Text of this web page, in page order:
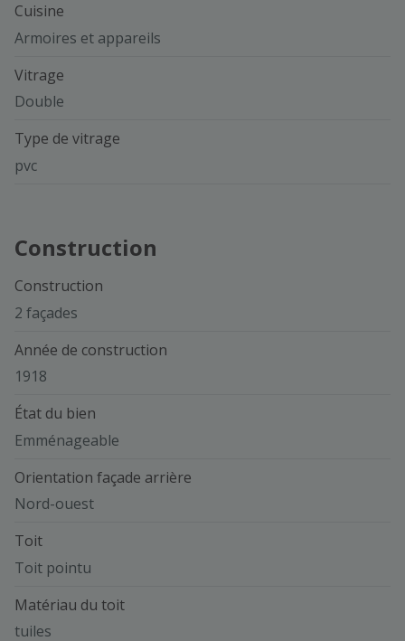
Cuisine
Armoires et appareils
Vitrage
Double
Type de vitrage
pvc
Construction
Construction
2 façades
Année de construction
1918
État du bien
Emménageable
Orientation façade arrière
Nord-ouest
Toit
Toit pointu
Matériau du toit
tuiles